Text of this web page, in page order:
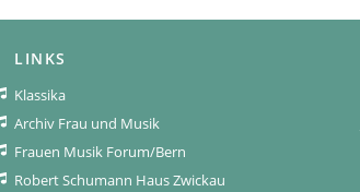
LINKS
Klassika
Archiv Frau und Musik
Frauen Musik Forum/Bern
Robert Schumann Haus Zwickau